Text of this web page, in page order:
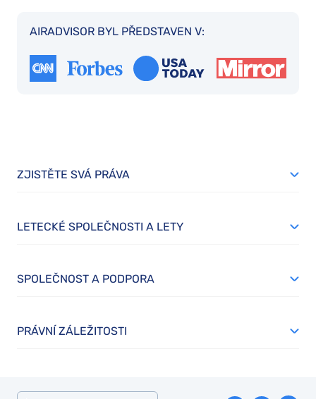
AIRADVISOR BYL PŘEDSTAVEN V:
ZJISTĚTE SVÁ PRÁVA
LETECKÉ SPOLEČNOSTI A LETY
SPOLEČNOST A PODPORA
PRÁVNÍ ZÁLEŽITOSTI